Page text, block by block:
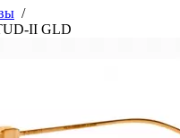
/
II GLD